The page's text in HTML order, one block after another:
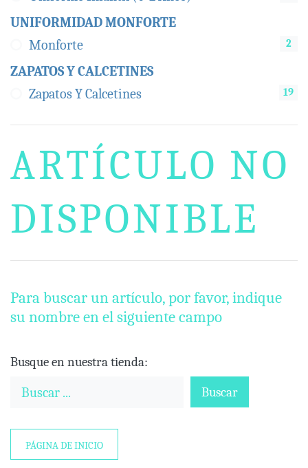
UNIFORMIDAD MONFORTE
Monforte
2
ZAPATOS Y CALCETINES
Zapatos Y Calcetines
19
ARTÍCULO NO
DISPONIBLE
Para buscar un artículo, por favor, indique
su nombre en el siguiente campo
Busque en nuestra tienda:
Buscar
PÁGINA DE INICIO